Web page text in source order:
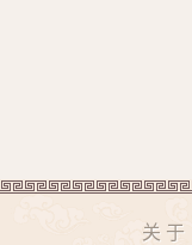
关于